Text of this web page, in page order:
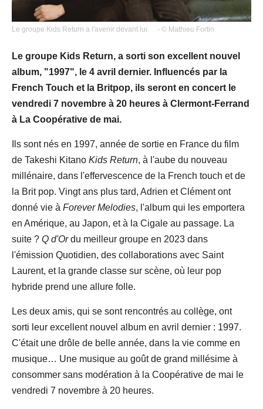
Le groupe Kids Return a l'avenir devant lui. - © Mathieu Fortin
Le groupe Kids Return, a sorti son excellent nouvel
album, "1997", le 4 avril dernier. Influencés par la
French Touch et la Britpop, ils seront en concert le
vendredi 7 novembre à 20 heures à Clermont-Ferrand
à La Coopérative de mai.
Ils sont nés en 1997, année de sortie en France du film
de Takeshi Kitano Kids Return, à l'aube du nouveau
millénaire, dans l'effervescence de la French touch et de
la Brit pop. Vingt ans plus tard, Adrien et Clément ont
donné vie à Forever Melodies, l'album qui les emportera
en Amérique, au Japon, et à la Cigale au passage. La
suite ? Q d'Ordu meilleur groupe en 2023 dans
l'émission Quotidien, des collaborations avec Saint
Laurent, et la grande classe sur scène, où leur pop
hybride prend une allure folle.
Les deux amis, qui se sont rencontrés au collège, ont
sorti leur excellent nouvel album en avril dernier : 1997.
C'était une drôle de belle année, dans la vie comme en
musique… Une musique au goût de grand millésime à
consommer sans modération à la Coopérative de mai le
vendredi 7 novembre à 20 heures.